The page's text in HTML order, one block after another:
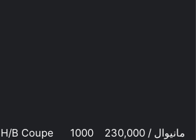
مانيوال / H/B Coupe 1000 230,000 جنيها مصريا